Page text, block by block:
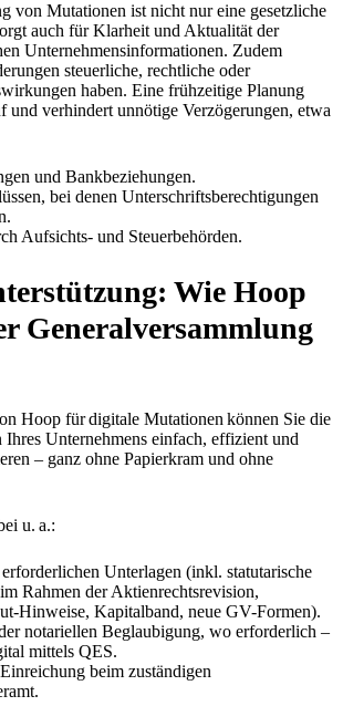
von Mutationen ist nicht nur eine gesetzliche
auch für Klarheit und Aktualität der
Unternehmensinformationen. Zudem
steuerliche, rechtliche oder
haben. Eine frühzeitige Planung
und verhindert unnötige Verzögerungen, etwa
und Bankbeziehungen.
bei denen Unterschriftsberechtigungen
Aufsichts- und Steuerbehörden.
Wie Hoop
Generalversammlung
Hoop für digitale Mutationen können Sie die
Ihres Unternehmens einfach, effizient und
– ganz ohne Papierkram und ohne
u. a.:
Unterlagen (inkl. statutarische
Rahmen der Aktienrechtsrevision,
Hinweise, Kapitalband, neue GV-Formen).
notariellen Beglaubigung, wo erforderlich –
mittels QES.
beim zuständigen